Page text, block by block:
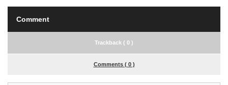
Comment
Trackback ( 0 )
Comments ( 0 )